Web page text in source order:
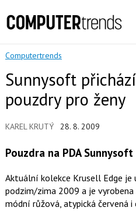
Computertrends
Sunnysoft
pouzdry pro ženy
KAREL KRUTÝ 28. 8. 2009
Pouzdra na PDA Sunnysoft
Aktuální kolekce Krusell Edge je
podzim/zima 2009 a je vyrobena
módní růžová, atypická červená